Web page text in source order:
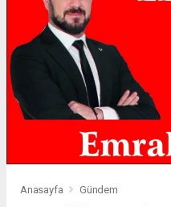
Anasayfa Gündem